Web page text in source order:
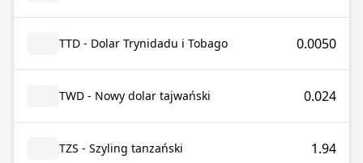
TTD - Dolar Trynidadu i Tobago 0.0050
TWD - Nowy dolar tajwański 0.024
TZS - Szyling tanzański 1.94